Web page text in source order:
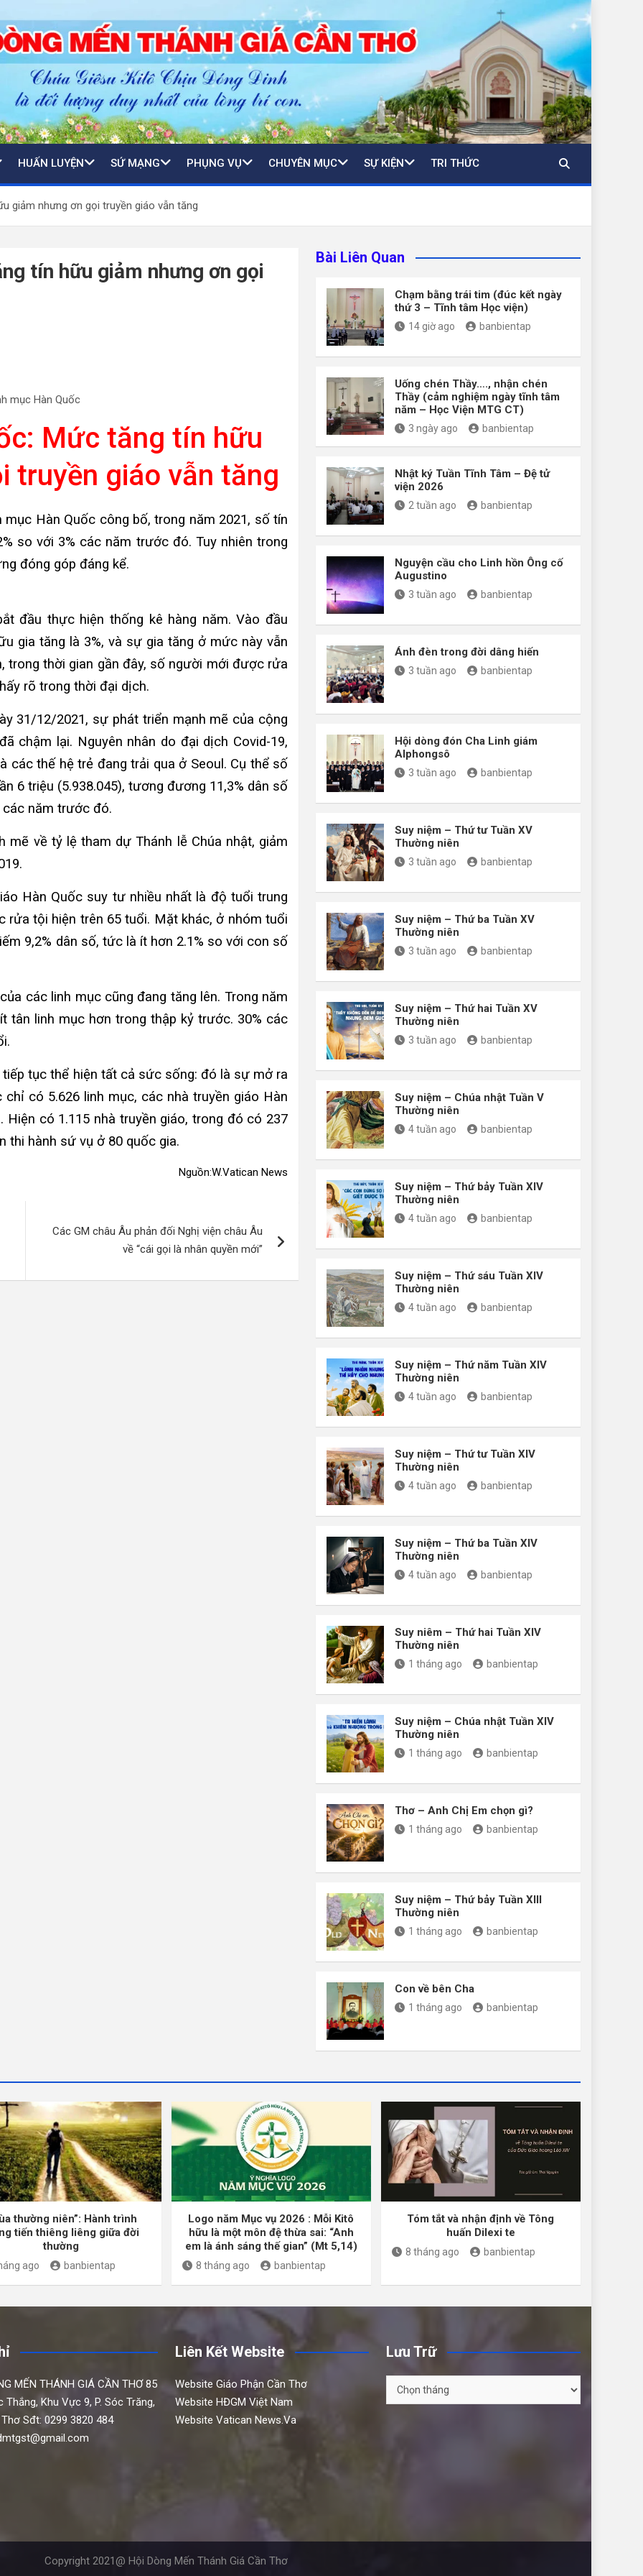
HUẤN LUYỆN SỨ MẠNG PHỤNG VỤ CHUYÊN MỤC SỰ KIỆN TRI THỨC
giảm nhưng ơn gọi truyền giáo vẫn tăng
tín hữu giảm nhưng ơn gọi
mục Hàn Quốc
Mức tăng tín hữu
truyền giáo vẫn tăng
Hàn Quốc công bố, trong năm 2021, số tín
so với 3% các năm trước đó. Tuy nhiên trong
đóng góp đáng kể.
đầu thực hiện thống kê hàng năm. Vào đầu
gia tăng là 3%, và sự gia tăng ở mức này vẫn
trong thời gian gần đây, số người mới được rửa
rõ trong thời đại dịch.
31/12/2021, sự phát triển mạnh mẽ của cộng
chậm lại. Nguyên nhân do đại dịch Covid-19,
các thế hệ trẻ đang trải qua ở Seoul. Cụ thể số
6 triệu (5.938.045), tương đương 11,3% dân số
các năm trước đó.
mẽ về tỷ lệ tham dự Thánh lễ Chúa nhật, giảm
Hàn Quốc suy tư nhiều nhất là độ tuổi trung
rửa tội hiện trên 65 tuổi. Mặt khác, ở nhóm tuổi
9,2% dân số, tức là ít hơn 2.1% so với con số
các linh mục cũng đang tăng lên. Trong năm
tân linh mục hơn trong thập kỷ trước. 30% các
tiếp tục thể hiện tất cả sức sống: đó là sự mở ra
có 5.626 linh mục, các nhà truyền giáo Hàn
có 1.115 nhà truyền giáo, trong đó có 237
thi hành sứ vụ ở 80 quốc gia.
Nguồn:W.Vatican News
Các GM châu Âu phản đối Nghị viện châu Âu
về “cái gọi là nhân quyền mới”
Bài Liên Quan
Chạm bằng trái tim (đúc kết ngày
thứ 3 – Tĩnh tâm Học viện)
14 giờ ago banbientap
Uống chén Thầy…., nhận chén
Thầy (cảm nghiệm ngày tĩnh tâm
năm – Học Viện MTG CT)
3 ngày ago banbientap
Nhật ký Tuần Tĩnh Tâm – Đệ tử
viện 2026
2 tuần ago banbientap
Nguyện cầu cho Linh hồn Ông cố
Augustino
3 tuần ago banbientap
Ánh đèn trong đời dâng hiến
3 tuần ago banbientap
Hội dòng đón Cha Linh giám
Alphongsô
3 tuần ago banbientap
Suy niệm – Thứ tư Tuần XV
Thường niên
3 tuần ago banbientap
Suy niệm – Thứ ba Tuần XV
Thường niên
3 tuần ago banbientap
Suy niệm – Thứ hai Tuần XV
Thường niên
3 tuần ago banbientap
Suy niệm – Chúa nhật Tuần V
Thường niên
4 tuần ago banbientap
Suy niệm – Thứ bảy Tuần XIV
Thường niên
4 tuần ago banbientap
Suy niệm – Thứ sáu Tuần XIV
Thường niên
4 tuần ago banbientap
Suy niệm – Thứ năm Tuần XIV
Thường niên
4 tuần ago banbientap
Suy niệm – Thứ tư Tuần XIV
Thường niên
4 tuần ago banbientap
Suy niệm – Thứ ba Tuần XIV
Thường niên
4 tuần ago banbientap
Suy niêm – Thứ hai Tuần XIV
Thường niên
1 tháng ago banbientap
Suy niệm – Chúa nhật Tuần XIV
Thường niên
1 tháng ago banbientap
Thơ – Anh Chị Em chọn gì?
1 tháng ago banbientap
Suy niệm – Thứ bảy Tuần XIII
Thường niên
1 tháng ago banbientap
Con về bên Cha
1 tháng ago banbientap
thường niên”: Hành trình
tiến thiêng liêng giữa đời
thường
ago banbientap
Logo năm Mục vụ 2026 : Mỗi Kitô
hữu là một môn đệ thừa sai: “Anh
em là ánh sáng thế gian” (Mt 5,14)
8 tháng ago banbientap
Tóm tắt và nhận định về Tông
huấn Dilexi te
8 tháng ago banbientap
MẾN THÁNH GIÁ CẦN THƠ 85
Thắng, Khu Vực 9, P. Sóc Trăng,
Thơ Sđt: 0299 3820 484
Liên Kết Website
Website Giáo Phận Cần Thơ
Website HĐGM Việt Nam
Website Vatican News.Va
Lưu Trữ
Lưu
Trữ
Copyright 2021@ Hội Dòng Mến Thánh Giá Cần Thơ